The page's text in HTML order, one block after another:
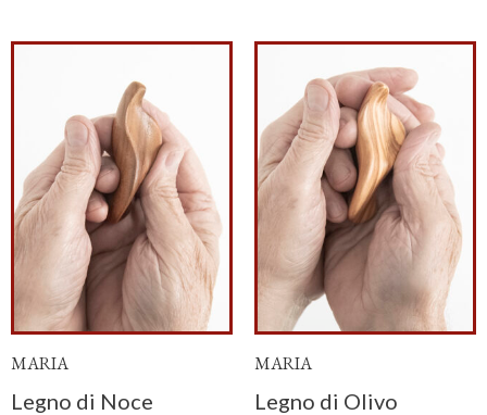
MARIA
Legno di Noce
MARIA
Legno di Olivo